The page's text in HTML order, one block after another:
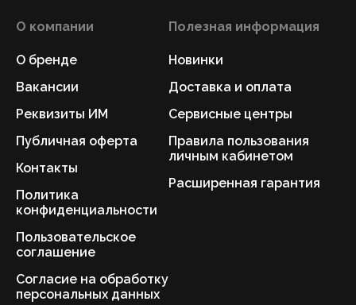
О компании
О бренде
Вакансии
Реквизиты ИМ
Публичная оферта
Контакты
Политика
конфиденциальности
Пользовательское
соглашение
Согласие на обработку
персональных данных
Полезная информация
Новинки
Доставка и оплата
Сервисные центры
Правила пользования
личным кабинетом
Расширенная гарантия